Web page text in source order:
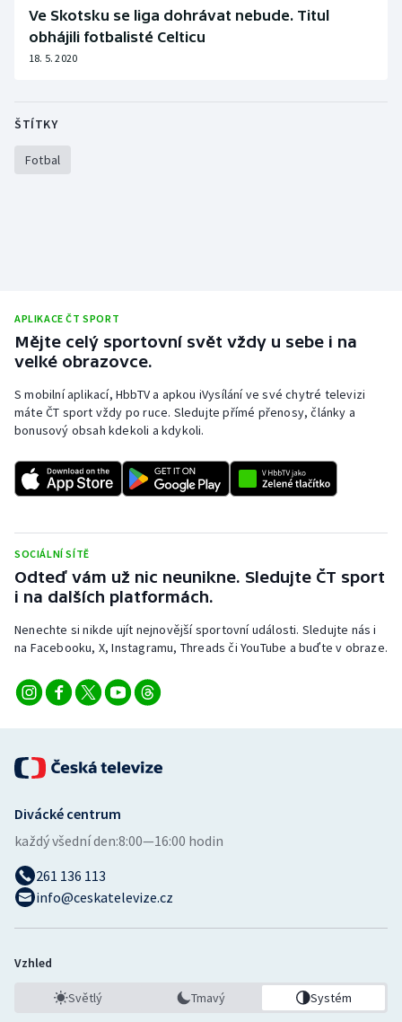
Ostatní
Ve Skotsku se liga dohrávat nebude. Titul
obhájili fotbalisté Celticu
18. 5. 2020
ŠTÍTKY
Fotbal
APLIKACE ČT SPORT
Mějte celý sportovní svět vždy u sebe i na
velké obrazovce.
S mobilní aplikací, HbbTV a apkou iVysílání ve své chytré televizi
máte ČT sport vždy po ruce. Sledujte přímé přenosy, články a
bonusový obsah kdekoli a kdykoli.
SOCIÁLNÍ SÍTĚ
Odteď vám už nic neunikne. Sledujte ČT sport
i na dalších platformách.
Nenechte si nikde ujít nejnovější sportovní události. Sledujte nás i
na Facebooku, X, Instagramu, Threads či YouTube a buďte v obraze.
Divácké centrum
každý všední den:8:00—16:00 hodin
261 136 113
info@ceskatelevize.cz
Vzhled
Světlý Tmavý Systém